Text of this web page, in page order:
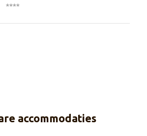
****
accommodaties